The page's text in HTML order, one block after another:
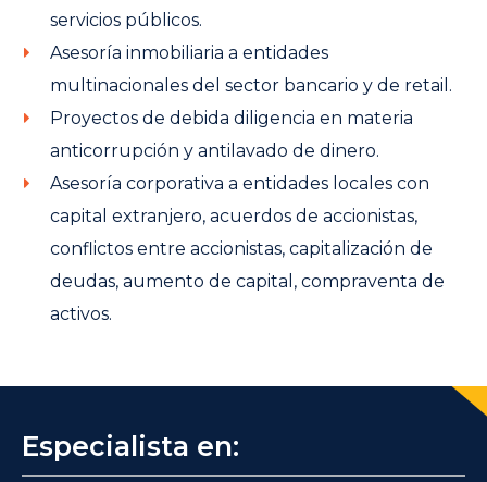
servicios públicos.
Asesoría inmobiliaria a entidades
multinacionales del sector bancario y de retail.
Proyectos de debida diligencia en materia
anticorrupción y antilavado de dinero.
Asesoría corporativa a entidades locales con
capital extranjero, acuerdos de accionistas,
conflictos entre accionistas, capitalización de
deudas, aumento de capital, compraventa de
activos.
Especialista en: